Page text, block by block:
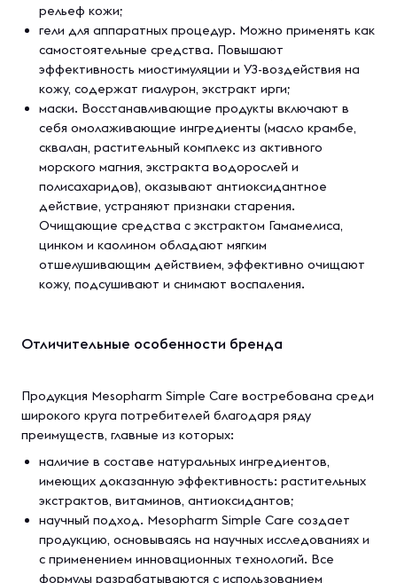
рельеф кожи;
гели для аппаратных процедур. Можно применять как
самостоятельные средства. Повышают
эффективность миостимуляции и УЗ-воздействия на
кожу, содержат гиалурон, экстракт ирги;
маски. Восстанавливающие продукты включают в
себя омолаживающие ингредиенты (масло крамбе,
сквалан, растительный комплекс из активного
морского магния, экстракта водорослей и
полисахаридов), оказывают антиоксидантное
действие, устраняют признаки старения.
Очищающие средства с экстрактом Гамамелиса,
цинком и каолином обладают мягким
отшелушивающим действием, эффективно очищают
кожу, подсушивают и снимают воспаления.
Отличительные особенности бренда
Продукция Mesopharm Simple Care востребована среди
широкого круга потребителей благодаря ряду
преимуществ, главные из которых:
наличие в составе натуральных ингредиентов,
имеющих доказанную эффективность: растительных
экстрактов, витаминов, антиоксидантов;
научный подход. Mesopharm Simple Care создает
продукцию, основываясь на научных исследованиях и
с применением инновационных технологий. Все
формулы разрабатываются с использованием